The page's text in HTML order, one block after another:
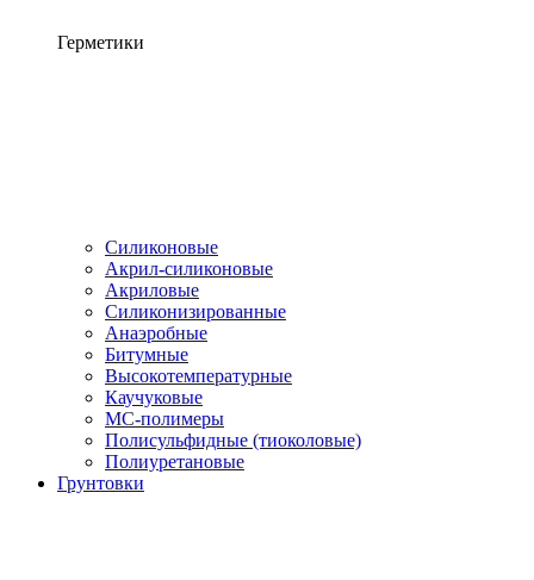
Герметики
Силиконовые
Акрил-силиконовые
Акриловые
Силиконизированные
Анаэробные
Битумные
Высокотемпературные
Каучуковые
МС-полимеры
Полисульфидные (тиоколовые)
Полиуретановые
Грунтовки